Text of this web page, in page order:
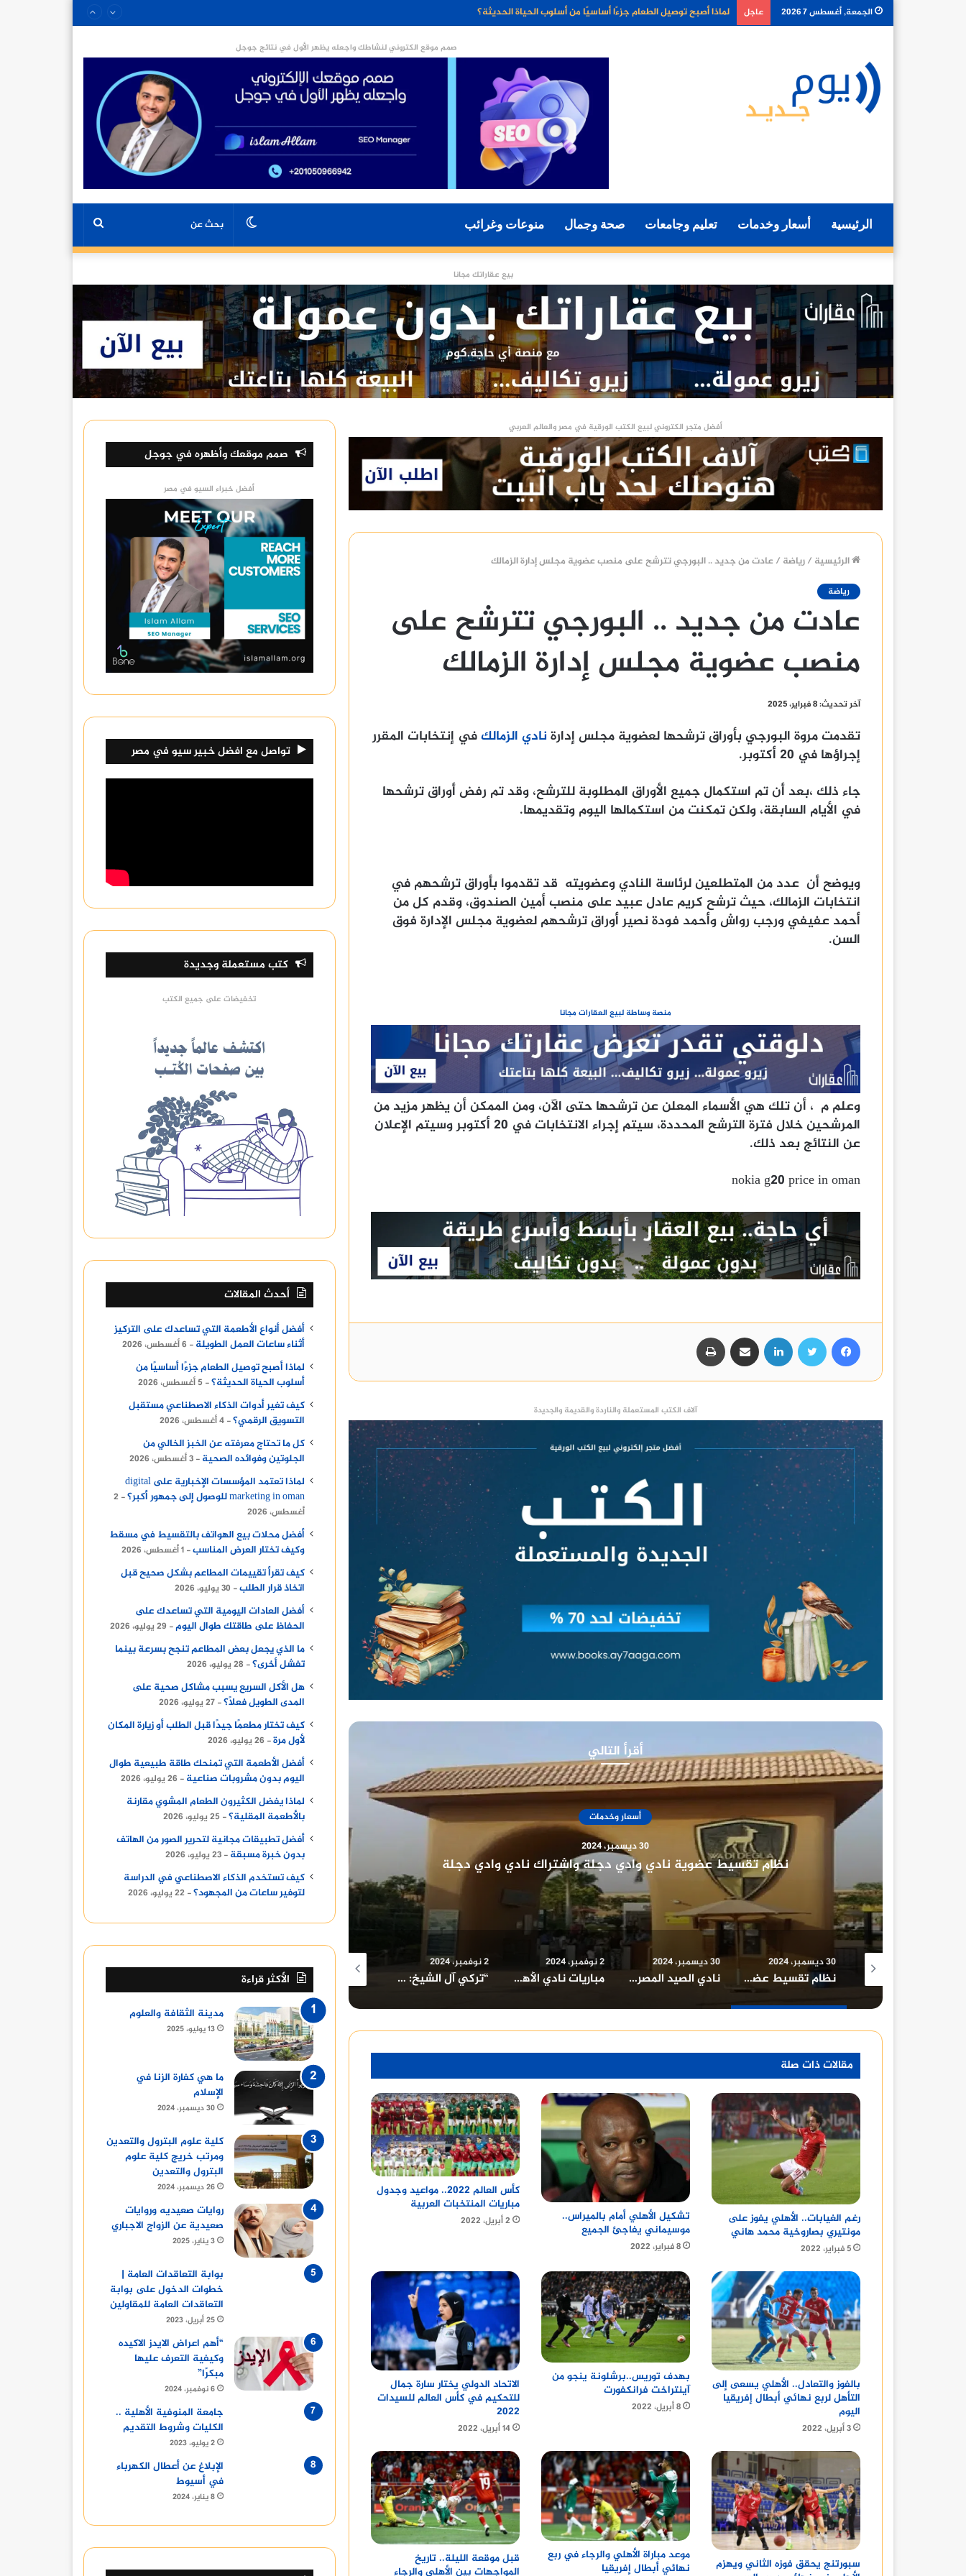
الجمعة, أغسطس 7 2026 عاجل كيف تغير أدوات الذكاء الاصطناعي مستقبل التسويق الرقمي؟
صمم موقع الكتروني لنشاطك واجعله يظهر الأول في نتائج جوجل
الرئيسية أسعار وخدمات تعليم وجامعات صحة وجمال منوعات وغرائب الوضع
بيع عقاراتك مجانا
أفضل متجر الكتروني لبيع الكتب الورقية في مصر والعالم العربي
الرئيسية /رياضة /عادت من جديد .. البورجي تترشح على منصب عضوية مجلس إدارة الزمالك
رياضة
عادت من جديد .. البورجي تترشح على
منصب عضوية مجلس إدارة الزمالك
آخر تحديث: 8 فبراير، 2025
تقدمت مروة البورجي بأوراق ترشحها لعضوية مجلس إدارة نادي الزمالكفي إنتخابات المقرر
إجراؤها في 20 أكتوبر.
جاء ذلك ،بعد أن تم استكمال جميع الأوراق المطلوبة للترشح، وقد تم رفض أوراق ترشحها
في الأيام السابقة، ولكن تمكنت من استكمالها اليوم وتقديمها.
ويوضح أن عدد من المتطلعين لرئاسة النادي وعضويته قد تقدموا بأوراق ترشحهم في
انتخابات الزمالك، حيث ترشح كريم عادل عبيد على منصب أمين الصندوق، وقدم كل من
أحمد عفيفي ورجب رواش وأحمد فودة نصير أوراق ترشحهم لعضوية مجلس الإدارة فوق
السن.
منصة وساطة لبيع العقارات مجانا
وعلم م ، أن تلك هي الأسماء المعلن عن ترشحها حتى الآن، ومن الممكن أن يظهر مزيد من
المرشحين خلال فترة الترشح المحددة، سيتم إجراء الانتخابات في 20 أكتوبر وسيتم الإعلان
عن النتائج بعد ذلك.
nokia g20 price in oman
آلاف الكتب المستعملة والناردة والقديمة والجديدة
أقرأ التالي
أسعار وخدمات
30 ديسمبر، 2024
نادي الصيد المصري تاريخ طويل وعراقة في خدمة أعضائه مباريات نادي الأهلي السعودي: التحديات
30 ديسمبر، 2024
نادي الصيد المصري تاريخ طويل وعراقة في خدمة أعضائه
2 نوفمبر، 2024
مباريات نادي الأهلي السعودي: التحديات والفرص في الموسم الجديد
2 نوفمبر، 2024
“تركي آل الشيخ: رحلة نجاح وشخصية مؤثرة في الرياضة والترفيه”
2 نوفمبر، 2024
إحصائيات كريم بنزيما: مسيرة حافلة بالأرقام والإنجازات “كريستيانو رونالدو النصر: مسيرة أسطورية وأهداف لا تُنسى”
مقالات ذات صلة
رغم الغيابات.. الأهلي يفوز على
مونتيري بصاروخية محمد هاني
5 فبراير، 2022
تشكيل الأهلي أمام بالميراس..
موسيماني يفاجئ الجميع
8 فبراير، 2022
كأس العالم 2022.. مواعيد وجدول
مباريات المنتخبات العربية
2 أبريل، 2022
بالفوز والتعادل.. الأهلي يسعى إلى
التأهل لربع نهائي أبطال إفريقيا
اليوم
3 أبريل، 2022
بهدف توريس..برشلونة ينجو من
آينتراخت فرانكفورت
8 أبريل، 2022
الاتحاد الدولي يختار سارة جمال
للتحكيم في كأس العالم للسيدات
2022
14 أبريل، 2022
سبورتنج يحقق فوزه الثاني ويهزم
موعد مباراة الأهلي والرجاء في ربع
نهائي أبطال إفريقيا
قبل موقعة الليلة.. تاريخ
المواجهات بين الأهلي والرجاء
صمم موقعك وأظهره في جوجل
أفضل خبراء السيو في مصر
تواصل مع افضل خبير سيو في مصر
كتب مستعملة وجديدة
تخفيضات على جميع الكتب
أحدث المقالات
أفضل أنواع الأطعمة التي تساعدك على التركيز
أثناء ساعات العمل الطويلة
6 أغسطس، 2026
لماذا أصبح توصيل الطعام جزءًا أساسيًا من
أسلوب الحياة الحديثة؟
5 أغسطس، 2026
كيف تغير أدوات الذكاء الاصطناعي مستقبل
التسويق الرقمي؟
4 أغسطس، 2026
كل ما تحتاج معرفته عن الخبز الخالي من
الجلوتين وفوائده الصحية
3 أغسطس، 2026
لماذا تعتمد المؤسسات الإخبارية على digital
marketing in oman للوصول إلى جمهور أكبر؟
2
أغسطس، 2026
أفضل محلات بيع الهواتف بالتقسيط في مسقط
وكيف تختار العرض المناسب
1 أغسطس، 2026
كيف تقرأ تقييمات المطاعم بشكل صحيح قبل
اتخاذ قرار الطلب
30 يوليو، 2026
أفضل العادات اليومية التي تساعدك على
الحفاظ على طاقتك طوال اليوم
29 يوليو، 2026
ما الذي يجعل بعض المطاعم تنجح بسرعة بينما
تفشل أخرى؟
28 يوليو، 2026
هل الأكل السريع يسبب مشاكل صحية على
المدى الطويل فعلًا؟
27 يوليو، 2026
كيف تختار مطعمًا جيدًا قبل الطلب أو زيارة المكان
لأول مرة
26 يوليو، 2026
أفضل الأطعمة التي تمنحك طاقة طبيعية طوال
اليوم بدون مشروبات صناعية
26 يوليو، 2026
لماذا يفضل الكثيرون الطعام المشوي مقارنة
بالأطعمة المقلية؟
25 يوليو، 2026
أفضل تطبيقات مجانية لتحرير الصور من الهاتف
بدون خبرة مسبقة
23 يوليو، 2026
كيف تستخدم الذكاء الاصطناعي في الدراسة
لتوفير ساعات من المجهود؟
22 يوليو، 2026
الأكثر قراءة
مدينة الثقافة والعلوم
13 يوليو، 2025
ما هي كفارة الزنا في
الإسلام
30 ديسمبر، 2024
كلية علوم البترول والتعدين
ومرتب خريج كلية علوم
البترول والتعدين
26 ديسمبر، 2024
روايات صعيديه وروايات
صعيدية عن الزواج الاجباري
3 يناير، 2025
بوابة التعاقدات العامة |
خطوات الدخول على بوابة
التعاقدات العامة للمقاولين
25 أبريل، 2023
“أهم اعراض الايدز الاكيده
وكيفية التعرف عليها
مبكرًا”
6 نوفمبر، 2024
جامعة المنوفية الأهلية ..
الكليات وشروط التقديم
2 يوليو، 2023
الإبلاغ عن أعطال الكهرباء
في أسيوط
8 يناير، 2024